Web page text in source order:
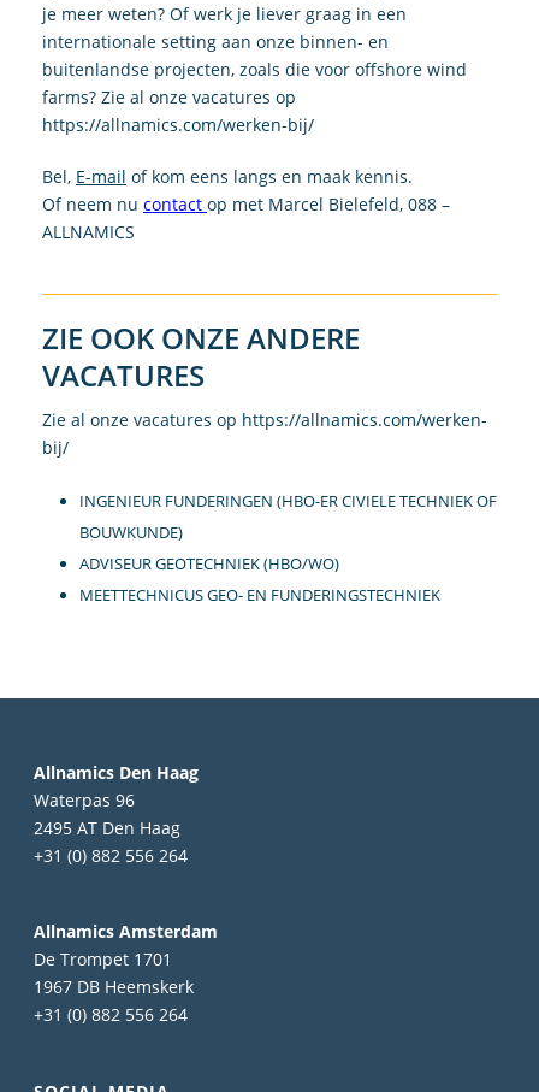
je meer weten? Of werk je liever graag in een
internationale setting aan onze binnen- en
buitenlandse projecten, zoals die voor offshore wind
farms? Zie al onze vacatures op
https://allnamics.com/werken-bij/
Bel, E-mail of kom eens langs en maak kennis.
Of neem nu contact op met Marcel Bielefeld, 088 –
ALLNAMICS
ZIE OOK ONZE ANDERE
VACATURES
Zie al onze vacatures op https://allnamics.com/werken-
bij/
INGENIEUR FUNDERINGEN (HBO-ER CIVIELE TECHNIEK OF
BOUWKUNDE)
ADVISEUR GEOTECHNIEK(HBO/WO)
MEETTECHNICUS GEO- EN FUNDERINGSTECHNIEK
Allnamics Den Haag
Waterpas 96
2495 AT Den Haag
+31 (0) 882 556 264
Allnamics Amsterdam
De Trompet 1701
1967 DB Heemskerk
+31 (0) 882 556 264